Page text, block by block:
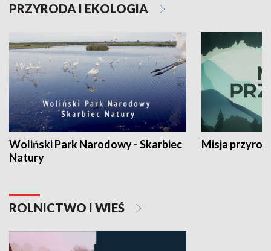
PRZYRODA I EKOLOGIA
Woliński Park Narodowy - Skarbiec
Natury
Misja
ROLNICTWO I WIEŚ